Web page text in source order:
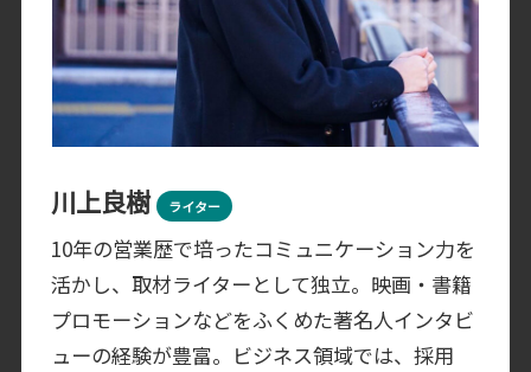
川上良樹 ライター
10年の営業歴で培ったコミュニケーション力を
活かし、取材ライターとして独立。映画・書籍
プロモーションなどをふくめた著名人インタビ
ューの経験が豊富。ビジネス領域では、採用